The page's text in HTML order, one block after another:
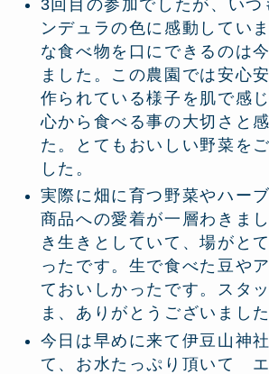
3回目の参加でしたが、いつ
ンデュラの色に感動してい
な食べ物を口にできるのは
ました。この農園では安心
作られている様子を肌で感
心から食べる事の大切さと
た。とてもおいしい野菜を
した。
実際に畑に育つ野菜やハー
商品への愛着が一層わきま
き生きとしていて、場がと
ったです。生で食べた豆や
ておいしかったです。スタ
ま、ありがとうございました
今日は早めに来て伊豆山神
て、お水たっぷり頂いて